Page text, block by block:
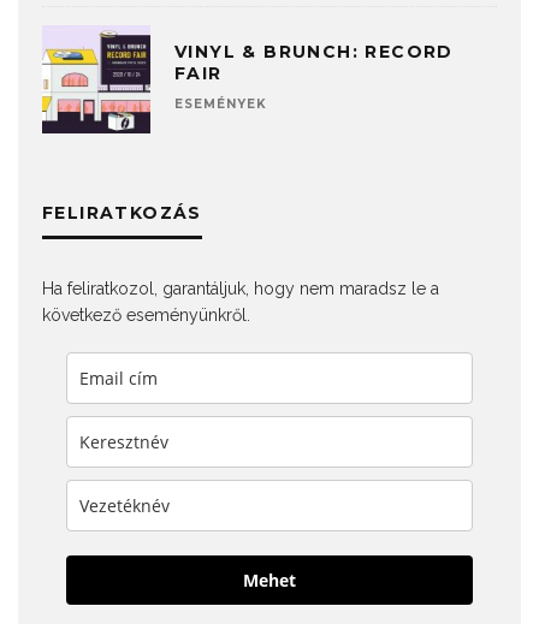
VINYL & BRUNCH: RECORD
FAIR
ESEMÉNYEK
FELIRATKOZÁS
Ha feliratkozol, garantáljuk, hogy nem maradsz le a
következő eseményünkről.
Mehet